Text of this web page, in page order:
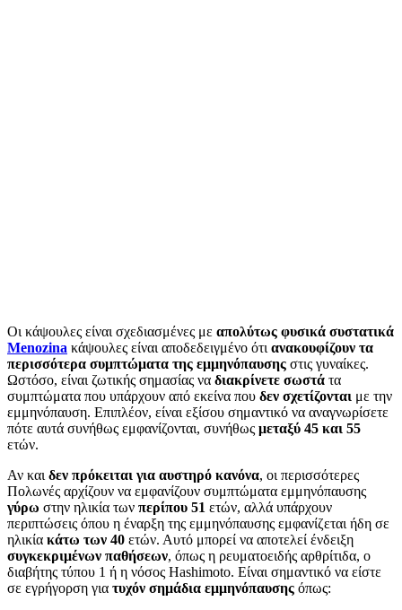
Οι κάψουλες είναι σχεδιασμένες με απολύτως φυσικά συστατικά
Menozina κάψουλες είναι αποδεδειγμένο ότιανακουφίζουν τα
περισσότερα συμπτώματα της εμμηνόπαυσης στις γυναίκες.
Ωστόσο, είναι ζωτικής σημασίας να διακρίνετε σωστά τα
συμπτώματα που υπάρχουν από εκείνα που δεν σχετίζονται με την
εμμηνόπαυση. Επιπλέον, είναι εξίσου σημαντικό να αναγνωρίσετε
πότε αυτά συνήθως εμφανίζονται, συνήθως μεταξύ 45 και 55
ετών.
Αν καιδεν πρόκειται για αυστηρό κανόνα, οι περισσότερες
Πολωνές αρχίζουν να εμφανίζουν συμπτώματα εμμηνόπαυσης
γύρω στην ηλικία των περίπου 51 ετών, αλλά υπάρχουν
περιπτώσεις όπου η έναρξη της εμμηνόπαυσης εμφανίζεται ήδη σε
ηλικία κάτω των 40 ετών. Αυτό μπορεί να αποτελεί ένδειξη
συγκεκριμένων παθήσεων, όπως η ρευματοειδής αρθρίτιδα, ο
διαβήτης τύπου 1 ή η νόσος Hashimoto. Είναι σημαντικό να είστε
σε εγρήγορση για τυχόν σημάδια εμμηνόπαυσης όπως: